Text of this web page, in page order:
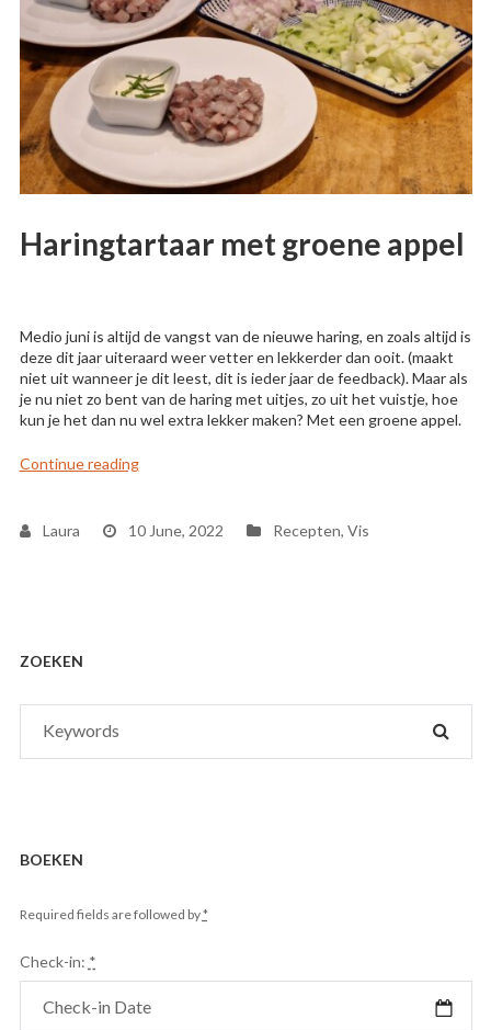
Haringtartaar met groene appel
Medio juni is altijd de vangst van de nieuwe haring, en zoals altijd is
deze dit jaar uiteraard weer vetter en lekkerder dan ooit. (maakt
niet uit wanneer je dit leest, dit is ieder jaar de feedback). Maar als
je nu niet zo bent van de haring met uitjes, zo uit het vuistje, hoe
kun je het dan nu wel extra lekker maken? Met een groene appel.
Continue reading“Haringtartaar met groene appel”
Laura 10 June, 2022 Recepten, Vis
ZOEKEN
BOEKEN
Required fields are followed by*
Check-in: *